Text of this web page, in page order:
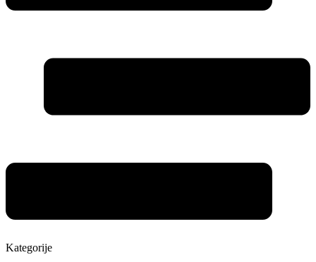
Kategorije